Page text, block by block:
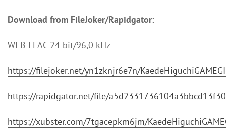
Download from FileJoker/Rapidgator:
WEB FLAC 24 bit/96,0 kHz
https://filejoker.net/yn1zknjr6e7n/
https://rapidgator.net/file/
https://xubster.com/7tgacepkm6jm/